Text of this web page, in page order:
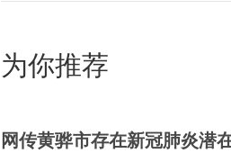
为你推荐
网传黄骅市存在新冠肺炎潜